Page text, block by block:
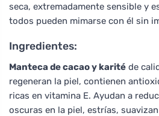
seca, extremadamente sensible y
todos pueden mimarse con él sin
Ingredientes:
Manteca de cacao y karité de
regeneran la piel, contienen
ricas en vitamina E. Ayudan a
oscuras en la piel, estrías,